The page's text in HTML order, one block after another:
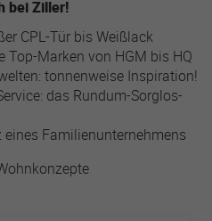
user reached the website by
bei Ziller!
CPL-Tür bis Weißlack
Marken von HGM bis HQ
tonnenweise Inspiration!
das Rundum-Sorglos-
Familienunternehmens